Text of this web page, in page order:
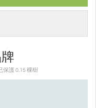
保護 0.15 棵樹